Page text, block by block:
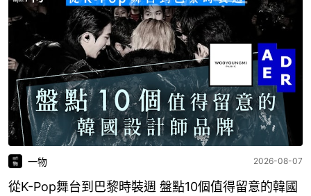
一物 2026-08-07
從K-Pop舞台到巴黎時裝週 盤點10個值得留意的韓國